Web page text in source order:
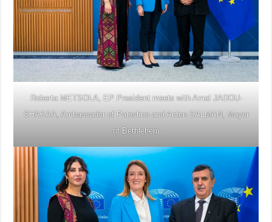
Roberta METSOLA, EP President meets with Amal JADOU-
SHAKAA, Ambassador of Palestine and Anton SALMAN, Mayor
of Bethlehem